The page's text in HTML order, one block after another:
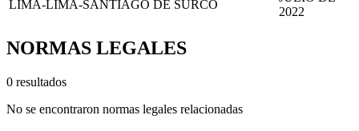
LIMA-LIMA-SANTIAGO DE SURCO
2022
NORMAS LEGALES
0 resultados
No se encontraron normas legales relacionadas